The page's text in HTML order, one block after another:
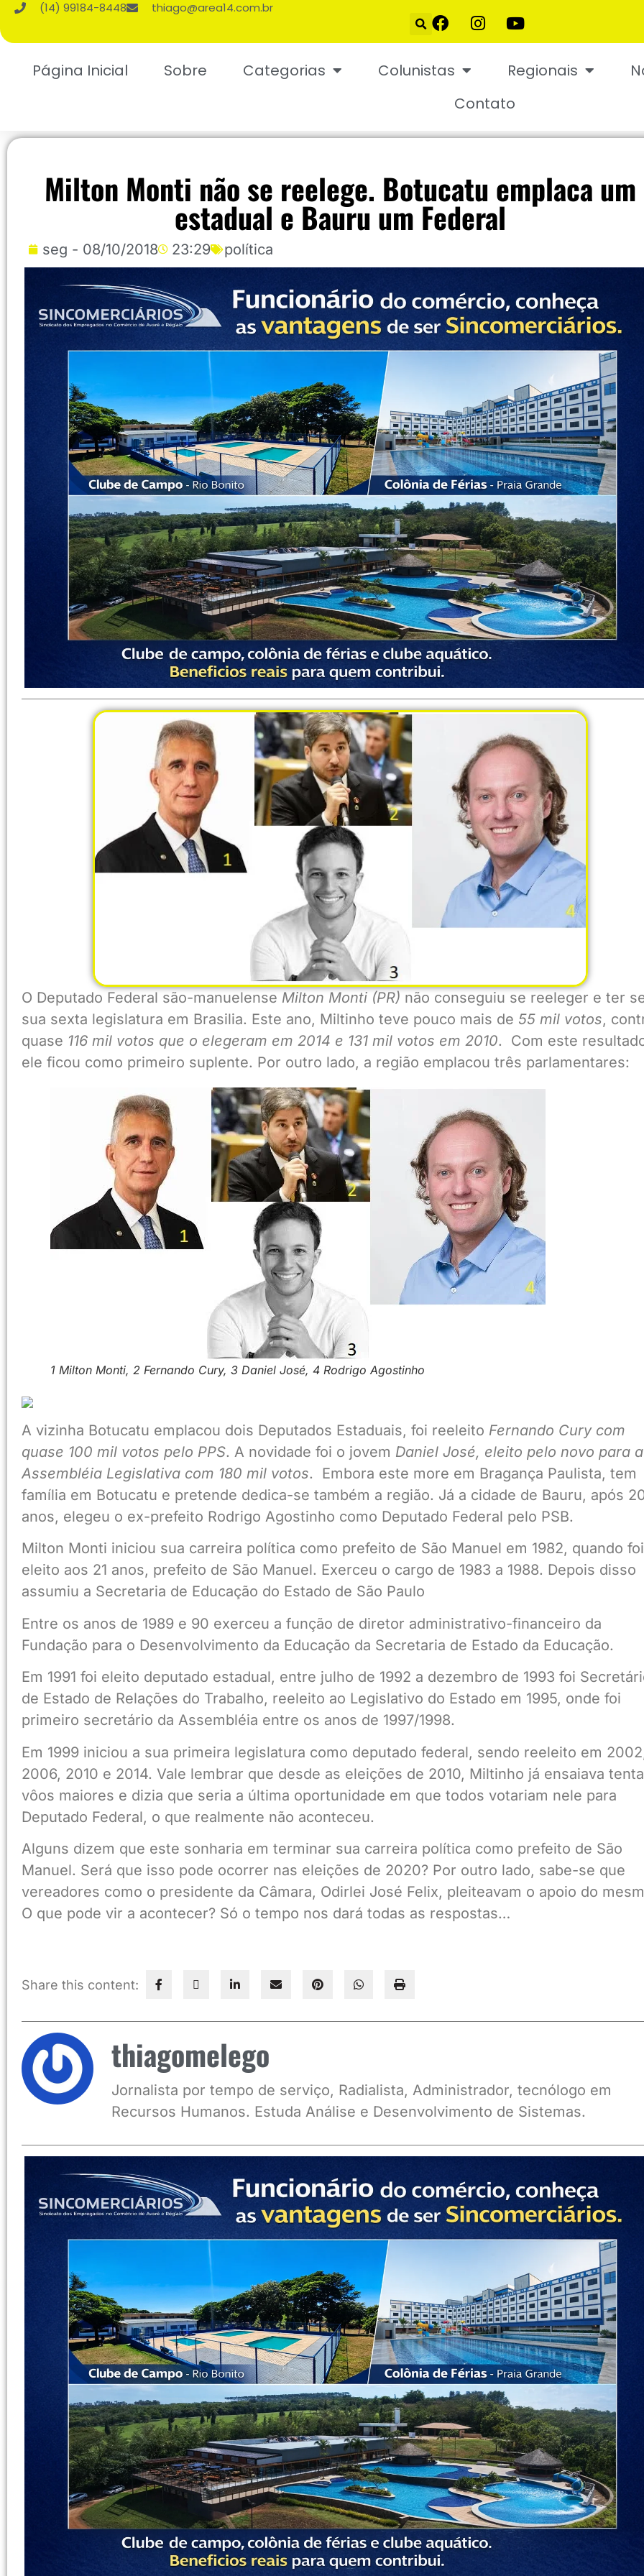
(14) 99184-8448 thiago@area14.com.br
Página Inicial Sobre Categorias Colunistas Regionais
Contato
Milton Monti não se reelege. Botucatu emplaca um
estadual e Bauru um Federal
seg - 08/10/2018 23:29 política
O Deputado Federal são-manuelense Milton Monti (PR) não conseguiu se reeleger e ter
sua sexta legislatura em Brasilia. Este ano, Miltinho teve pouco mais de 55 mil votos,
quase 116 mil votos que o elegeram em 2014 e 131 mil votos em 2010. Com este
ele ficou como primeiro suplente. Por outro lado, a região emplacou três parlamentares:
1 Milton Monti, 2 Fernando Cury, 3 Daniel José, 4 Rodrigo Agostinho
A vizinha Botucatu emplacou dois Deputados Estaduais, foi reeleito Fernando Cury com
quase 100 mil votos pelo PPS. A novidade foi o jovem Daniel José, eleito pelo novo para a
Assembléia Legislativa com 180 mil votos. Embora este more em Bragança Paulista, tem
família em Botucatu e pretende dedica-se também a região. Já a cidade de Bauru, após
anos, elegeu o ex-prefeito Rodrigo Agostinho como Deputado Federal pelo PSB.
Milton Monti iniciou sua carreira política como prefeito de São Manuel em 1982, quando foi
eleito aos 21 anos, prefeito de São Manuel. Exerceu o cargo de 1983 a 1988. Depois disso
assumiu a Secretaria de Educação do Estado de São Paulo
Entre os anos de 1989 e 90 exerceu a função de diretor administrativo-financeiro da
Fundação para o Desenvolvimento da Educação da Secretaria de Estado da Educação.
Em 1991 foi eleito deputado estadual, entre julho de 1992 a dezembro de 1993 foi
de Estado de Relações do Trabalho, reeleito ao Legislativo do Estado em 1995, onde foi
primeiro secretário da Assembléia entre os anos de 1997/1998.
Em 1999 iniciou a sua primeira legislatura como deputado federal, sendo reeleito em
2006, 2010 e 2014. Vale lembrar que desde as eleições de 2010, Miltinho já ensaiava
vôos maiores e dizia que seria a última oportunidade em que todos votariam nele para
Deputado Federal, o que realmente não aconteceu.
Alguns dizem que este sonharia em terminar sua carreira política como prefeito de São
Manuel. Será que isso pode ocorrer nas eleições de 2020? Por outro lado, sabe-se que
vereadores como o presidente da Câmara, Odirlei José Felix, pleiteavam o apoio do
O que pode vir a acontecer? Só o tempo nos dará todas as respostas…
Share this content:
thiagomelego
Jornalista por tempo de serviço, Radialista, Administrador, tecnólogo em
Recursos Humanos. Estuda Análise e Desenvolvimento de Sistemas.